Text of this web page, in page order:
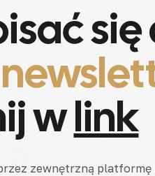
się
wlink
zewnętrzną platformę